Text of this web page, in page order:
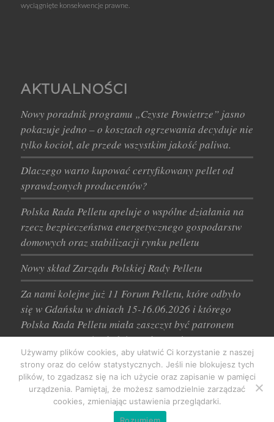
wyciągnięte konsekwencje prawne.
AKTUALNOŚCI
Nowy poradnik programu „Czyste Powietrze” jasno
pokazuje jedno – o kosztach ogrzewania decyduje nie
tylko kocioł, ale przede wszystkim jakość paliwa.
Dlaczego warto kupować certyfikowany pellet od
sprawdzonych producentów?
Polska Rada Pelletu apeluje o wspólne działania na
rzecz bezpieczeństwa energetycznego gospodarstw
domowych oraz stabilizacji rynku pelletu
Nowy skład Zarządu Polskiej Rady Pelletu
Za nami kolejne już 11 Forum Pelletu, które odbyło
się w Gdańsku w dniach 15-16.06.2026 i którego
Polska Rada Pelletu miała zaszczyt być patronem
merytorycznym już kolejny rok z rzędu.
© Copyright - Polska Rada Pelletu
Używamy plików cookies, aby ułatwić Ci korzystanie z naszej
strony oraz do celów statystycznych. Jeśli nie blokujesz tych
plików, to zgadzasz się na ich użycie oraz zapisanie w pamięci
urządzenia. Pamiętaj, że możesz samodzielnie zarządzać
cookies, zmieniając ustawienia przeglądarki.
Rozumiem